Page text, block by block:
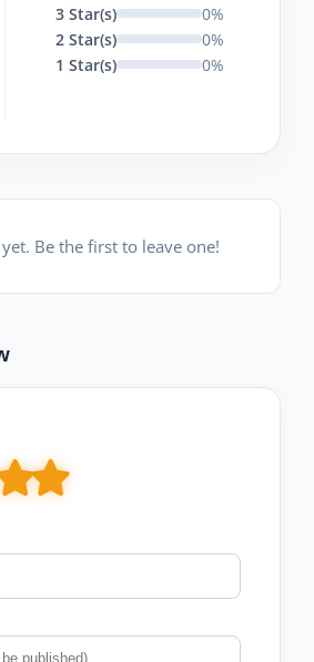
3 Star(s)
0%
2 Star(s)
0%
1 Star(s)
0%
Be the first to leave one!